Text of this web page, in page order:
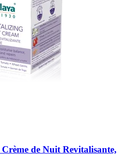
Crème de Nuit Revitalisante,